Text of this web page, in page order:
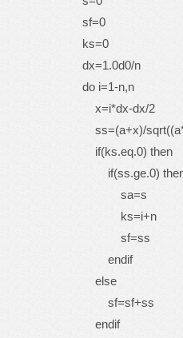
sf=0
ks=0
dx=1.0d0/n
do i=1-n,n
x=i*dx-dx/2
ss=(a+x)/
if(ks.eq.0) then
if(ss.ge.0)
sa=s
ks=i+n
sf=ss
endif
else
sf=sf+ss
endif